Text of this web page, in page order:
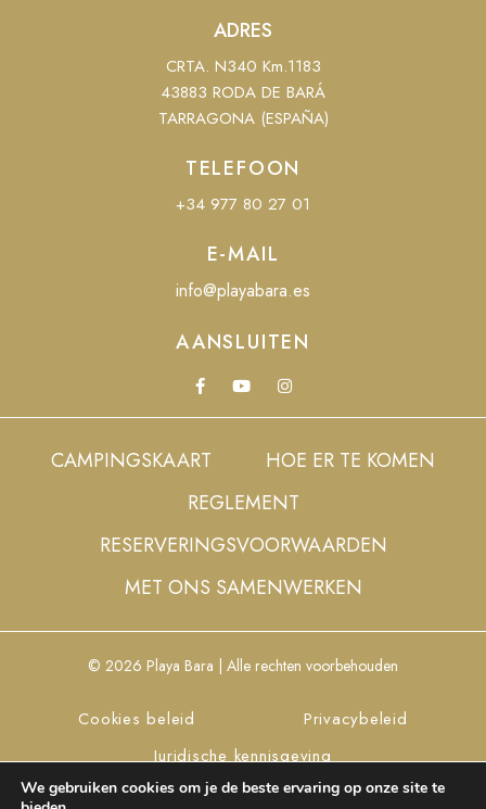
ADRES
CRTA. N340 Km.1183
43883 RODA DE BARÁ
TARRAGONA (ESPAÑA)
TELEFOON
+34 977 80 27 01
E-MAIL
info@playabara.es
AANSLUITEN
CAMPINGSKAART
HOE ER TE KOMEN
REGLEMENT
RESERVERINGSVOORWAARDEN
MET ONS SAMENWERKEN
© 2026 Playa Bara | Alle rechten voorbehouden
Cookies beleid
Privacybeleid
Juridische kennisgeving
Cookies instellen
We gebruiken cookies om je de beste ervaring op onze site te